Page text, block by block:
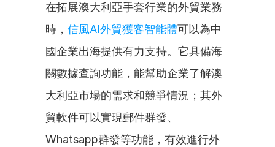
在拓展澳大利亞手套行業的外貿業務
時， 信風AI外貿獲客智能體可以為中
國企業出海提供有力支持。它具備海
關數據查詢功能，能幫助企業了解澳
大利亞市場的需求和競爭情況；其外
貿軟件可以實現郵件群發、
Whatsapp群發等功能，有效進行外